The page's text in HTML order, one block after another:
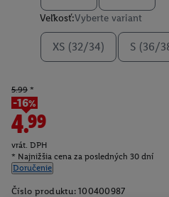
Veľkosť:Vyberte variant
XS (32/34) S (36/
5.99 *
-16%
4.99
vrát. DPH
* Najnižšia cena za posledných 30 dní
Doručenie
Číslo produktu: 100400987